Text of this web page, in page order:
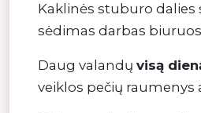
Kaklinės stuburo dalies
sėdimas darbas
Daug valandų visą
veiklos pečių raumenys